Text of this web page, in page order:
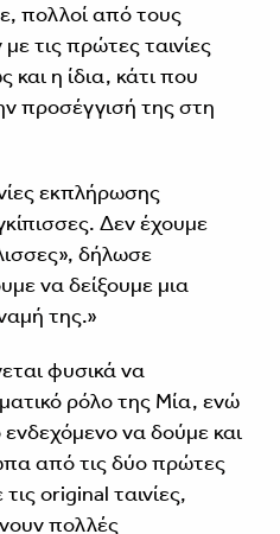
πολλοί από τους
τις πρώτες ταινίες
και η ίδια, κάτι που
προσέγγισή της στη
εκπλήρωσης
Δεν έχουμε
δήλωσε
να δείξουμε μια
της.»
φυσικά να
ρόλο της Μία, ενώ
να δούμε και
από τις δύο πρώτες
original ταινίες,
πολλές